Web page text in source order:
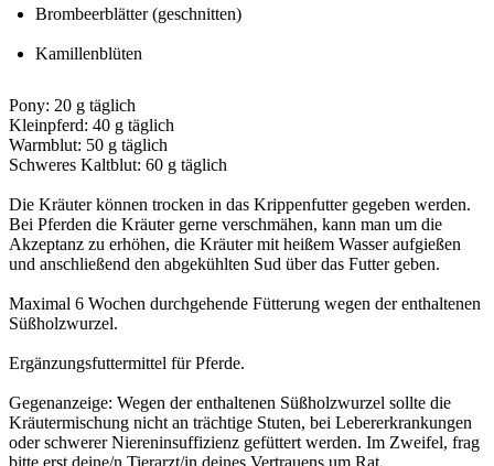
Brombeerblätter (geschnitten)
Kamillenblüten
Pony: 20 g täglich
Kleinpferd: 40 g täglich
Warmblut: 50 g täglich
Schweres Kaltblut: 60 g täglich
Die Kräuter können trocken in das Krippenfutter gegeben werden.
Bei Pferden die Kräuter gerne verschmähen, kann man um die
Akzeptanz zu erhöhen, die Kräuter mit heißem Wasser aufgießen
und anschließend den abgekühlten Sud über das Futter geben.
Maximal 6 Wochen durchgehende Fütterung wegen der enthaltenen
Süßholzwurzel.
Ergänzungsfuttermittel für Pferde.
Gegenanzeige: Wegen der enthaltenen Süßholzwurzel sollte die
Kräutermischung nicht an trächtige Stuten, bei Lebererkrankungen
oder schwerer Niereninsuffizienz gefüttert werden. Im Zweifel, frag